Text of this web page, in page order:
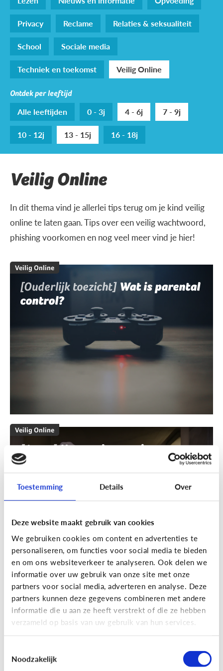
Toestemming Details Over
Deze website maakt gebruik van cookies
We gebruiken cookies om content en advertenties te
personaliseren, om functies voor social media te bieden
en om ons websiteverkeer te analyseren. Ook delen we
informatie over uw gebruik van onze site met onze
partners voor social media, adverteren en analyse. Deze
partners kunnen deze gegevens combineren met andere
informatie die u aan ze heeft verstrekt of die ze hebben
verzameld op basis van uw gebruik van hun services.
Noodzakelijk
Privacy
Reclame
Relaties & seksualiteit
School
Sociale media
Techniek en toekomst
Veilig Online
Ontdek per leeftijd
Alle leeftijden 0 - 3j 4 - 6j
7 - 9j
10 - 12j
13 - 15j 16 - 18j
Veilig Online
In dit thema vind je allerlei tips terug om je kind veilig
online te laten gaan. Tips over een veilig wachtwoord,
phishing voorkomen en nog veel meer vind je hier!
Veilig Online
[Ouderlijk toezicht] Wat is parental
control?
Veilig Online
[Actua]Hoe snel geven jongeren
hun bankkaart in ruil voor geld?
En wat zijn 'geldezels'?
[Hoe werkt het?]Locatiegegevens
delen via de smartphone